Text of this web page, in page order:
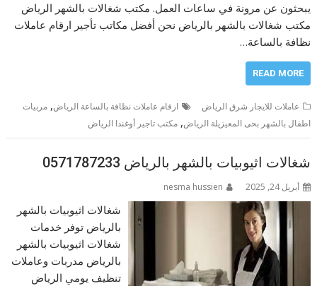
يبحثون عن مرونة في ساعات العمل. مكتب شغالات بالشهر الرياض
مكتب شغالات بالشهر بالرياض نحن أفضل مكاتب تأجير ارقام عاملات
نظافة بالساعة…
READ MORE
عاملات للايجار شرق الرياض ارقام عاملات نظافة بالساعة الرياض,مربيات
اطفال بالشهر بحى المعيزيلة الرياض,مكتب تاجير أوغندا الرياض
شغالات اثيوبيات بالشهر بالرياض 0571787233
أبريل 24, 2025 nesma hussien
شغالات اثيوبيات بالشهر
بالرياض توفر خدمات
شغالات اثيوبيات بالشهر
بالرياض مدربات وعاملات
تنظيف يومي الرياض